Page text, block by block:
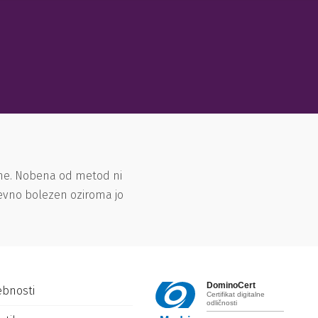
Nobena od metod ni
bolezen oziroma jo
DominoCert
Certifikat digitalne
odličnosti